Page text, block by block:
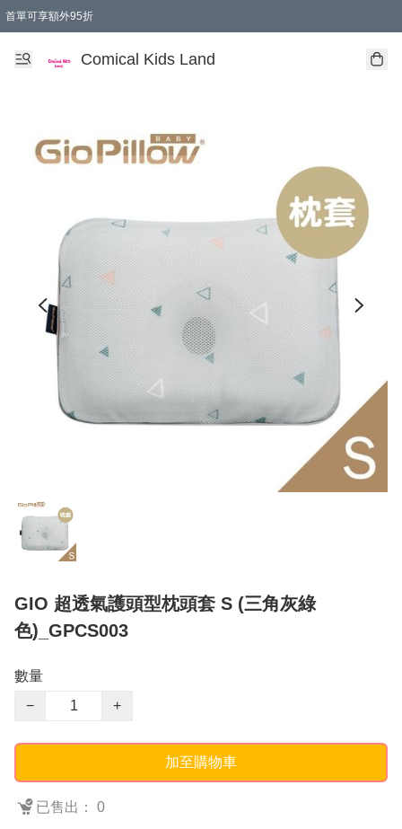
首單可享額外95折
Comical Kids Land
GIO 超透氣護頭型枕頭套 S (三角灰綠
色)_GPCS003
數量
−
+
加至購物車
已售出： 0